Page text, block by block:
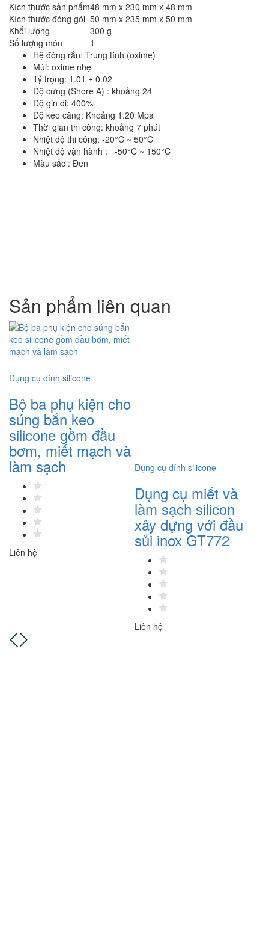
Kích thước sản phẩm48 mm x 230 mm x 48 mm
Kích thước đóng gói 50 mm x 235 mm x 50 mm
Khối lượng
300 g
Số lượng món
1
Hệ đóng rắn: Trung tính (oxime)
Mùi: oxime nhẹ
Tỷ trọng: 1.01 ± 0.02
Độ cứng (Shore A) : khoảng 24
Độ gin di: 400%
Độ kéo căng: Khoảng 1.20 Mpa
Thời gian thi công: khoảng 7 phút
Nhiệt độ thi công: -20°C ~ 50°C
Nhiệt độ vận hành : -50°C ~ 150°C
Màu sắc : Đen
Sản phẩm liên quan
Dụng cụ dính silicone
Dụng cụ miết và
làm sạch silicon
xây dựng với đầu
sủi inox GT772
Liên hệ
Dụng cụ dính silicone
Dụng cụ trám trét
nứt GT774 chuyên
nghiệp 11 cấu hình
Liên hệ